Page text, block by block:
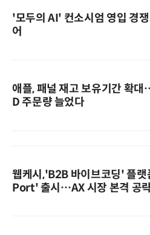
'모두의 AI' 컨소시엄 영입 경
어
애플, 패널 재고 보유기간 확
D 주문량 늘었다
웹케시,'B2B 바이브코딩' 플랫
Port' 출시…AX 시장 본격 공